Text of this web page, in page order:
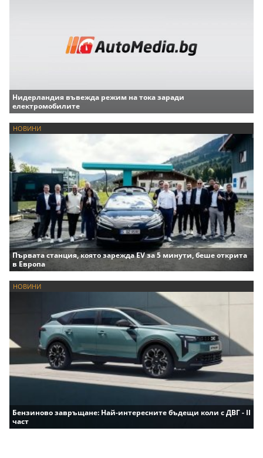
Нидерландия въвежда режим на тока заради
електромобилите
НОВИНИ
Първата станция, която зарежда EV за 5 минути, беше открита
в Европа
НОВИНИ
Бензиново завръщане: Най-интересните бъдещи коли с ДВГ - II
част